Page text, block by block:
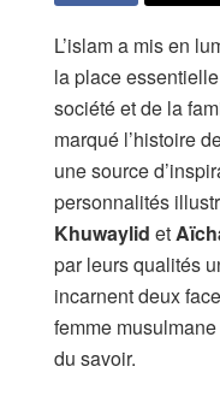
L’islam a mis en
la place
société et de la
marqué l’histoire
une source
personnalités
Khuwaylid et
par leurs qualités
incarnent deux
femme
du savoir.